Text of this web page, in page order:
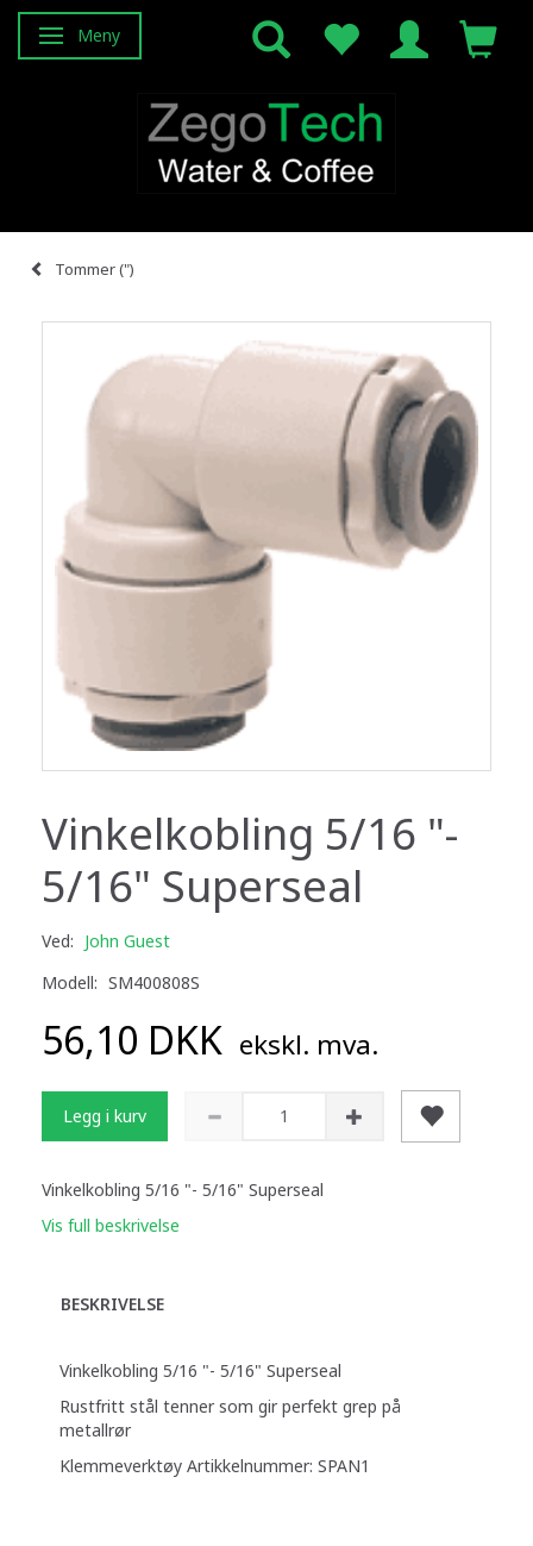
Veksle navigasjon
Meny
Tommer (")
Vinkelkobling 5/16 "-
5/16" Superseal
Ved: John Guest
Modell: SM400808S
56,10 DKK ekskl. mva.
Legg i kurv
Vinkelkobling 5/16 "- 5/16" Superseal
Vis full beskrivelse
BESKRIVELSE
Vinkelkobling 5/16 "- 5/16" Superseal
Rustfritt stål tenner som gir perfekt grep på
metallrør
Klemmeverktøy Artikkelnummer: SPAN1